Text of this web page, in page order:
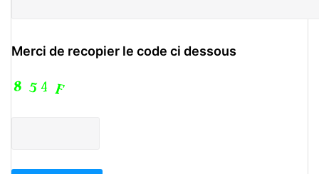
Merci de recopier le code ci dessous